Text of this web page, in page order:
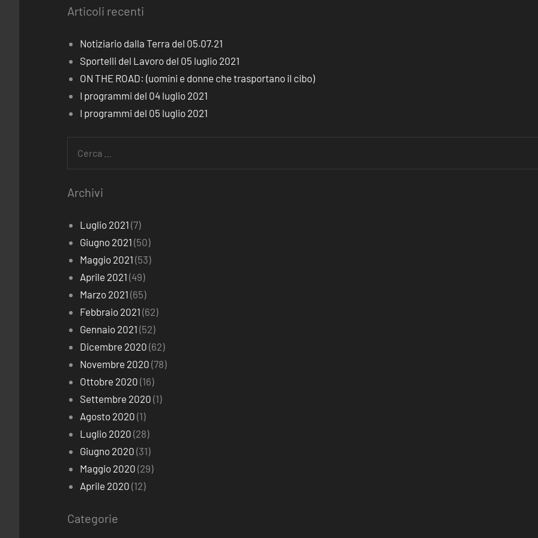
Articoli recenti
Notiziario dalla Terra del 05.07.21
Sportelli del Lavoro del 05 luglio 2021
ON THE ROAD: (uomini e donne che trasportano il cibo)
I programmi del 04 luglio 2021
I programmi del 05 luglio 2021
Archivi
Luglio 2021 (7)
Giugno 2021 (50)
Maggio 2021 (53)
Aprile 2021 (49)
Marzo 2021 (65)
Febbraio 2021 (62)
Gennaio 2021 (52)
Dicembre 2020 (62)
Novembre 2020 (78)
Ottobre 2020 (16)
Settembre 2020 (1)
Agosto 2020 (1)
Luglio 2020 (28)
Giugno 2020 (31)
Maggio 2020 (29)
Aprile 2020 (12)
Categorie